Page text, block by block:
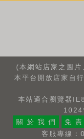
(本網站店家之圖
本平台開放店家自
本站適合瀏覽器
關 於 我 們
免
客服專線